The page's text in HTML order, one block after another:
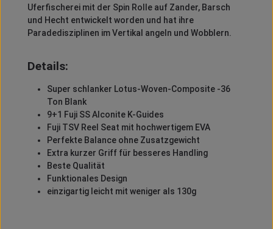
Uferfischerei mit der Spin Rolle auf Zander, Barsch
und Hecht entwickelt worden und hat ihre
Paradedisziplinen im Vertikal angeln und Wobblern.
Details:
Super schlanker Lotus-Woven-Composite -36
Ton Blank
9+1 Fuji SS Alconite K-Guides
Fuji TSV Reel Seat mit hochwertigem EVA
Perfekte Balance ohne Zusatzgewicht
Extra kurzer Griff für besseres Handling
Beste Qualität
Funktionales Design
einzigartig leicht mit weniger als 130g